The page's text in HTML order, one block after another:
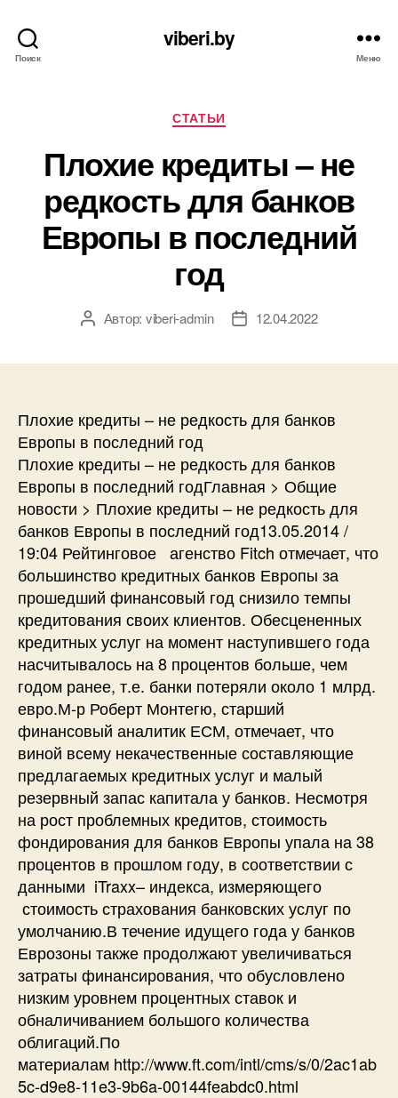
Поиск
viberi.by
Меню
Рубрики
СТАТЬИ
Плохие кредиты – не
редкость для банков
Европы в последний
год
АвторАвтор: viberi-admin
Дата12.04.2022
Плохие кредиты – не редкость для банков
Европы в последний год
Плохие кредиты – не редкость для банков
Европы в последний годГлавная > Общие
новости > Плохие кредиты – не редкость для
банков Европы в последний год13.05.2014 /
19:04 Рейтинговое агенство Fitch отмечает, что
большинство кредитных банков Европы за
прошедший финансовый год снизило темпы
кредитования своих клиентов. Обесцененных
кредитных услуг на момент наступившего года
насчитывалось на 8 процентов больше, чем
годом ранее, т.е. банки потеряли около 1 млрд.
евро.М-р Роберт Монтегю, старший
финансовый аналитик ЕСМ, отмечает, что
виной всему некачественные составляющие
предлагаемых кредитных услуг и малый
резервный запас капитала у банков. Несмотря
на рост проблемных кредитов, стоимость
фондирования для банков Европы упала на 38
процентов в прошлом году, в соответствии с
данными iTraxx– индекса, измеряющего
стоимость страхования банковских услуг по
умолчанию.В течение идущего года у банков
Еврозоны также продолжают увеличиваться
затраты финансирования, что обусловлено
низким уровнем процентных ставок и
обналичиванием большого количества
облигаций.По
материалам http://www.ft.com/intl/cms/s/0/2ac1ab
5c-d9e8-11e3-9b6a-00144feabdc0.html